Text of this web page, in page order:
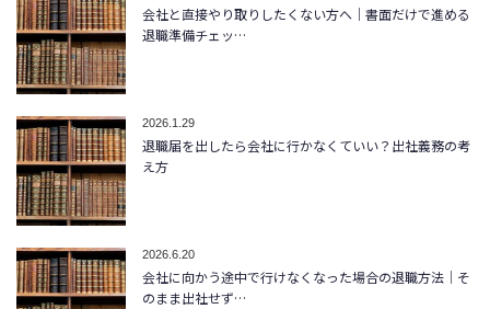
会社と直接やり取りしたくない方へ｜書面だけで進める
退職準備チェッ…
2026.1.29
退職届を出したら会社に行かなくていい？出社義務の考
え方
2026.6.20
会社に向かう途中で行けなくなった場合の退職方法｜そ
のまま出社せず…